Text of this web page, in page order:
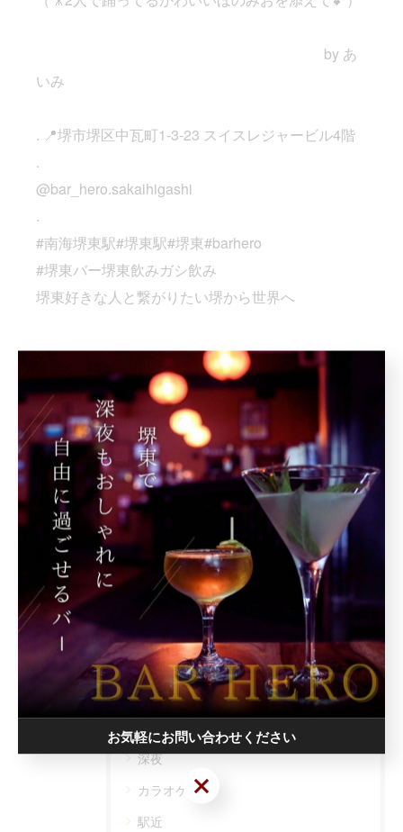
by あ
いみ
. 📍堺市堺区中瓦町1-3-23 スイスレジャービル4階
.
@bar_hero.sakaihigashi
.
#南海堺東駅#堺東駅#堺東#barhero
#堺東バー堺東飲みガシ飲み
堺東好きな人と繋がりたい堺から世界へ
< 前のページ 一覧に戻る 次のページ >
関連タグ
#堺東
カテゴリー Categories
全てのカテゴリー
深夜
カラオケ
駅近
お気軽にお問い合わせください
お気軽にお問い合わせください